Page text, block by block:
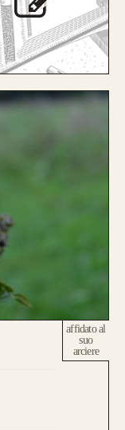
affidato al
suo
arciere